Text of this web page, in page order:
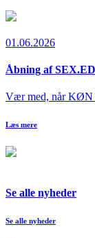
01.06.2026
Åbning af
Vær med, når KØN
Læs mere
Se alle nyheder
Se alle nyheder